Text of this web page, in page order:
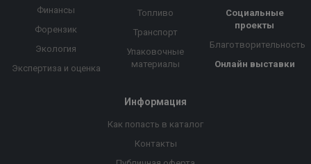
Финансы
Форензик
Экология
Экспертиза и оценка
Топливо
Транспорт
Упаковочные
материалы
Социальные
проекты
Благотворительность
Онлайн выставки
Информация
Как попасть в каталог
Контакты